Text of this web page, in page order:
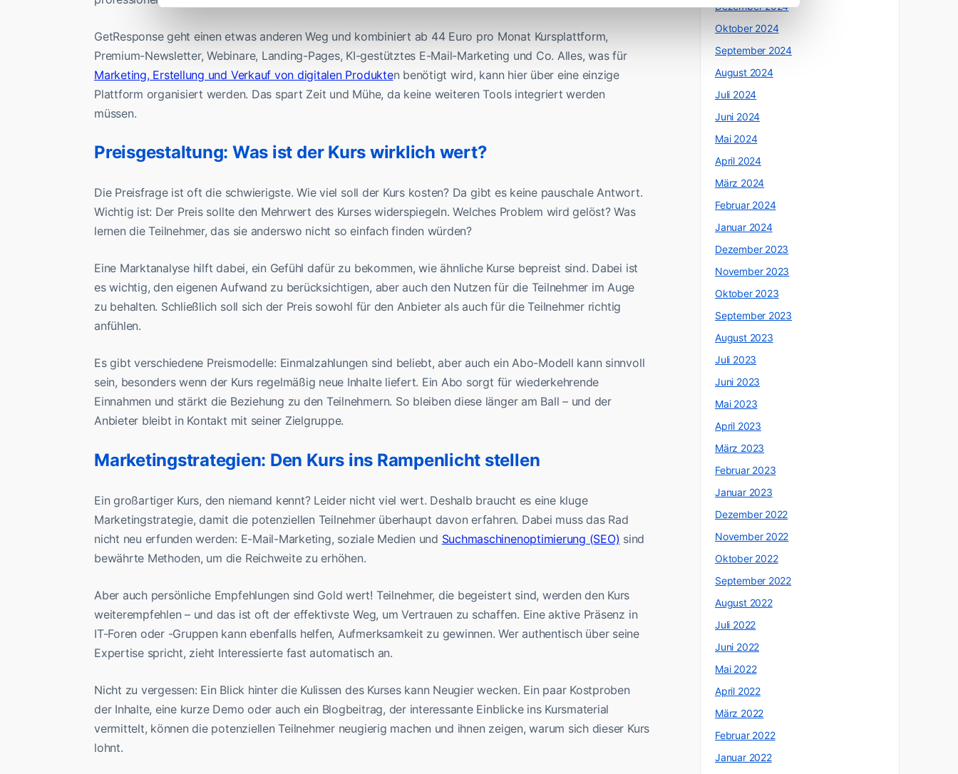
GetResponse geht einen etwas anderen Weg und kombiniert ab 44 Euro pro Monat Kursplattform,
Premium-Newsletter, Webinare, Landing-Pages, KI-gestütztes E-Mail-Marketing und Co. Alles, was für
Marketing, Erstellung und Verkauf von digitalen Produkten benötigt wird, kann hier über eine einzige
Plattform organisiert werden. Das spart Zeit und Mühe, da keine weiteren Tools integriert werden
müssen.
Preisgestaltung: Was ist der Kurs wirklich wert?
Die Preisfrage ist oft die schwierigste. Wie viel soll der Kurs kosten? Da gibt es keine pauschale Antwort.
Wichtig ist: Der Preis sollte den Mehrwert des Kurses widerspiegeln. Welches Problem wird gelöst? Was
lernen die Teilnehmer, das sie anderswo nicht so einfach finden würden?
Eine Marktanalyse hilft dabei, ein Gefühl dafür zu bekommen, wie ähnliche Kurse bepreist sind. Dabei ist
es wichtig, den eigenen Aufwand zu berücksichtigen, aber auch den Nutzen für die Teilnehmer im Auge
zu behalten. Schließlich soll sich der Preis sowohl für den Anbieter als auch für die Teilnehmer richtig
anfühlen.
Es gibt verschiedene Preismodelle: Einmalzahlungen sind beliebt, aber auch ein Abo-Modell kann sinnvoll
sein, besonders wenn der Kurs regelmäßig neue Inhalte liefert. Ein Abo sorgt für wiederkehrende
Einnahmen und stärkt die Beziehung zu den Teilnehmern. So bleiben diese länger am Ball – und der
Anbieter bleibt in Kontakt mit seiner Zielgruppe.
Marketingstrategien: Den Kurs ins Rampenlicht stellen
Ein großartiger Kurs, den niemand kennt? Leider nicht viel wert. Deshalb braucht es eine kluge
Marketingstrategie, damit die potenziellen Teilnehmer überhaupt davon erfahren. Dabei muss das Rad
nicht neu erfunden werden: E-Mail-Marketing, soziale Medien und Suchmaschinenoptimierung (SEO) sind
bewährte Methoden, um die Reichweite zu erhöhen.
Aber auch persönliche Empfehlungen sind Gold wert! Teilnehmer, die begeistert sind, werden den Kurs
weiterempfehlen – und das ist oft der effektivste Weg, um Vertrauen zu schaffen. Eine aktive Präsenz in
IT-Foren oder -Gruppen kann ebenfalls helfen, Aufmerksamkeit zu gewinnen. Wer authentisch über seine
Expertise spricht, zieht Interessierte fast automatisch an.
Nicht zu vergessen: Ein Blick hinter die Kulissen des Kurses kann Neugier wecken. Ein paar Kostproben
der Inhalte, eine kurze Demo oder auch ein Blogbeitrag, der interessante Einblicke ins Kursmaterial
vermittelt, können die potenziellen Teilnehmer neugierig machen und ihnen zeigen, warum sich dieser Kurs
lohnt.
Dezember 2024
Oktober 2024
September 2024
August 2024
Juli 2024
Juni 2024
Mai 2024
April 2024
März 2024
Februar 2024
Januar 2024
Dezember 2023
November 2023
Oktober 2023
September 2023
August 2023
Juli 2023
Juni 2023
Mai 2023
April 2023
März 2023
Februar 2023
Januar 2023
Dezember 2022
November 2022
Oktober 2022
September 2022
August 2022
Juli 2022
Juni 2022
Mai 2022
April 2022
März 2022
Februar 2022
Januar 2022